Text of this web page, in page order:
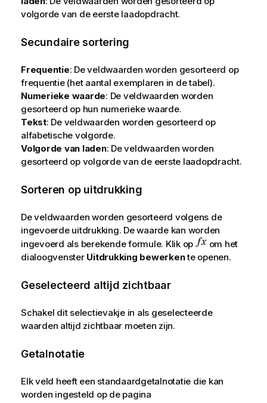
volgorde van de eerste laadopdracht.
Secundaire sortering
Frequentie: De veldwaarden worden gesorteerd op
frequentie (het aantal exemplaren in de tabel).
Numerieke waarde: De veldwaarden worden
gesorteerd op hun numerieke waarde.
Tekst: De veldwaarden worden gesorteerd op
alfabetische volgorde.
Volgorde van laden: De veldwaarden worden
gesorteerd op volgorde van de eerste laadopdracht.
Sorteren op uitdrukking
De veldwaarden worden gesorteerd volgens de
ingevoerde uitdrukking. De waarde kan worden
ingevoerd als berekende formule. Klik op
om het
dialoogvenster Uitdrukking bewerkente openen.
Geselecteerd altijd zichtbaar
Schakel dit selectievakje in als geselecteerde
waarden altijd zichtbaar moeten zijn.
Getalnotatie
Elk veld heeft een standaardgetalnotatie die kan
worden ingesteld op de pagina